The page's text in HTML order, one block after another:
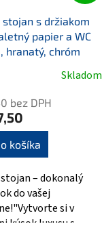
stojan s držiakom
papier a WC
hranatý, chróm
Skladom
bez DPH
košíka
stojan – dokonalý
do vašej
si v
kúsok luxusu s